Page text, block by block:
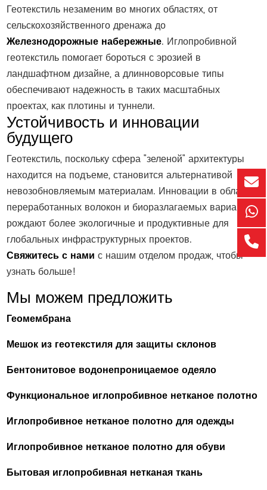
Геотекстиль незаменим во многих областях, от
сельскохозяйственного дренажа до
Железнодорожные набережные. Иглопробивной
геотекстиль помогает бороться с эрозией в
ландшафтном дизайне, а длинноворсовые типы
обеспечивают надежность в таких масштабных
проектах, как плотины и туннели.
Устойчивость и инновации
будущего
Геотекстиль, поскольку сфера "зеленой" архитектуры
находится на подъеме, становится альтернативой
невозобновляемым материалам. Инновации в области
переработанных волокон и биоразлагаемых вариантов
рождают более экологичные и продуктивные для
глобальных инфраструктурных проектов.
Свяжитесь с нами с нашим отделом продаж, чтобы
узнать больше!
Мы можем предложить
Геомембрана
Мешок из геотекстиля для защиты склонов
Бентонитовое водонепроницаемое одеяло
Функциональное иглопробивное нетканое полотно
Иглопробивное нетканое полотно для одежды
Иглопробивное нетканое полотно для обуви
Бытовая иглопробивная нетканая ткань